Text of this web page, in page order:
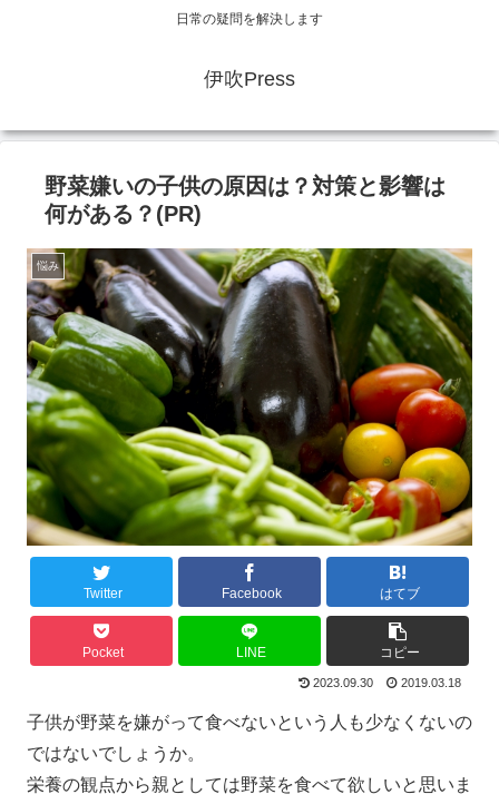
日常の疑問を解決します
伊吹Press
野菜嫌いの子供の原因は？対策と影響は
何がある？(PR)
悩み
Twitter Facebook はてブ
Pocket LINE コピー
2023.09.30 2019.03.18
子供が野菜を嫌がって食べないという人も少なくないの
ではないでしょうか。
栄養の観点から親としては野菜を食べて欲しいと思いま